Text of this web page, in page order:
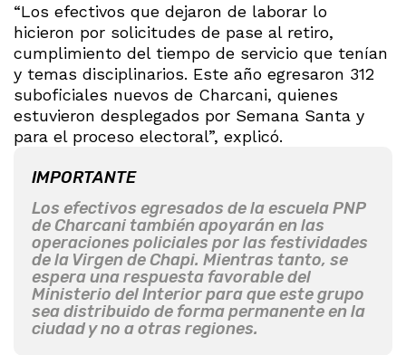
“Los efectivos que dejaron de laborar lo
hicieron por solicitudes de pase al retiro,
cumplimiento del tiempo de servicio que tenían
y temas disciplinarios. Este año egresaron 312
suboficiales nuevos de Charcani, quienes
estuvieron desplegados por Semana Santa y
para el proceso electoral”, explicó.
IMPORTANTE
Los efectivos egresados de la escuela PNP
de Charcani también apoyarán en las
operaciones policiales por las festividades
de la Virgen de Chapi. Mientras tanto, se
espera una respuesta favorable del
Ministerio del Interior para que este grupo
sea distribuido de forma permanente en la
ciudad y no a otras regiones.